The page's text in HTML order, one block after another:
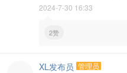
2024-7-30 16:33
2赞
XL发布员 管理员